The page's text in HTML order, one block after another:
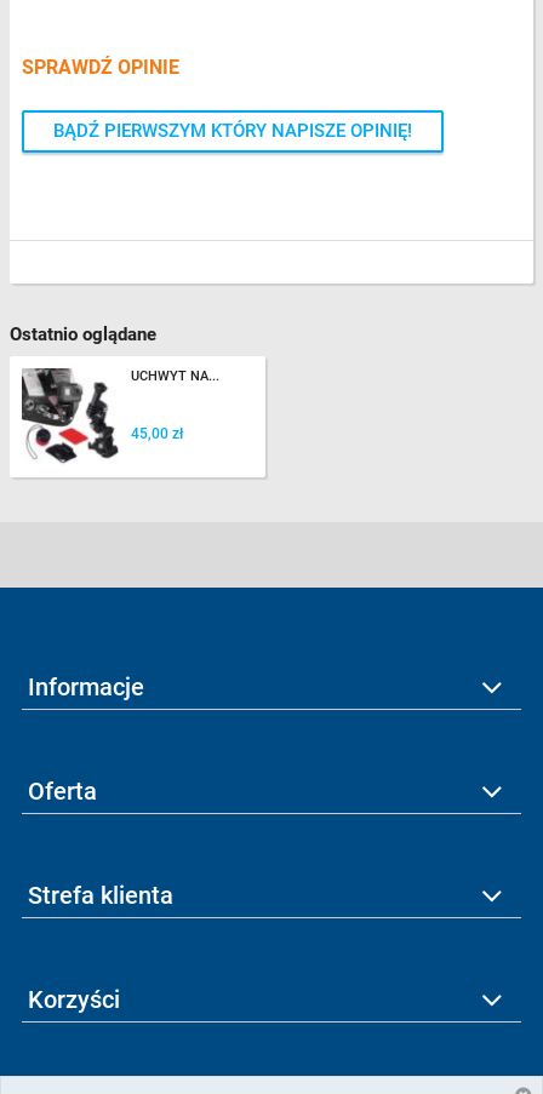
SPRAWDŹ OPINIE
BĄDŹ PIERWSZYM KTÓRY NAPISZE OPINIĘ!
Ostatnio oglądane
UCHWYT NA...
45,00 zł
Informacje
Oferta
Strefa klienta
Korzyści